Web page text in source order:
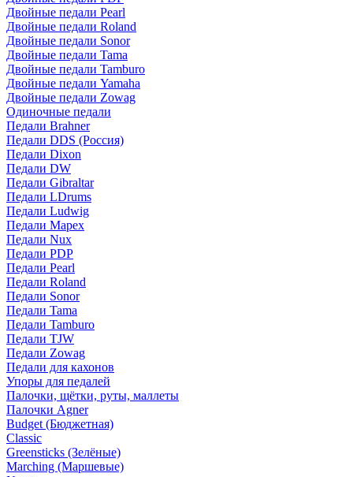
Двойные педали Pearl
Двойные педали Roland
Двойные педали Sonor
Двойные педали Tama
Двойные педали Tamburo
Двойные педали Yamaha
Двойные педали Zowag
Одиночные педали
Педали Brahner
Педали DDS (Россия)
Педали Dixon
Педали DW
Педали Gibraltar
Педали LDrums
Педали Ludwig
Педали Mapex
Педали Nux
Педали PDP
Педали Pearl
Педали Roland
Педали Sonor
Педали Tama
Педали Tamburo
Педали TJW
Педали Zowag
Педали для кахонов
Упоры для педалей
Палочки, щётки, руты, маллеты
Палочки Agner
Budget (Бюджетная)
Classic
Greensticks (Зелёные)
Marching (Маршевые)